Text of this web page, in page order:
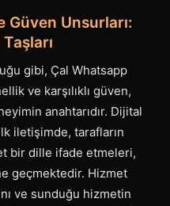
Güven Unsurları:
gibi, Çal Whatsapp
ve karşılıklı güven,
anahtarıdır. Dijital
iletişimde, tarafların
bir dille ifade etmeleri,
geçmektedir. Hizmet
ve sunduğu hizmetin